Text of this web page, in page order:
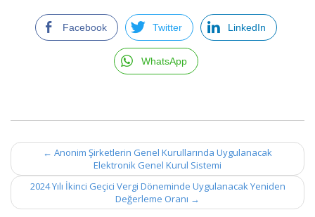
Facebook Twitter LinkedIn
WhatsApp
Post
navigation
← Anonim Şirketlerin Genel Kurullarında Uygulanacak
Elektronik Genel Kurul Sistemi
2024 Yılı İkinci Geçici Vergi Döneminde Uygulanacak Yeniden
Değerleme Oranı →